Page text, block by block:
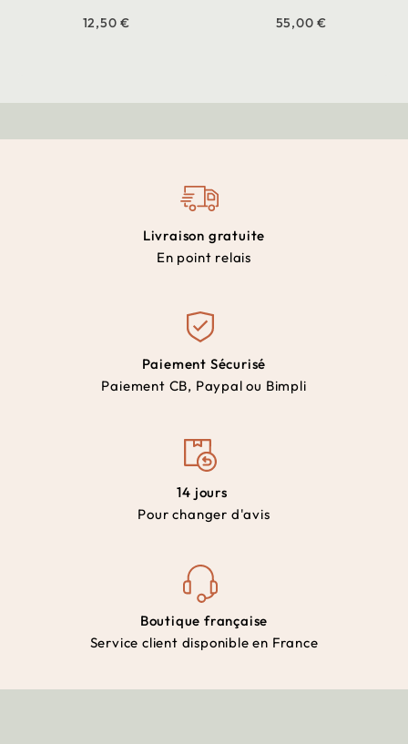
12,50 € 55,00 €
Livraison gratuite
En point relais
Paiement Sécurisé
Paiement CB, Paypal ou Bimpli
14 jours
Pour changer d'avis
Boutique française
Service client disponible en France